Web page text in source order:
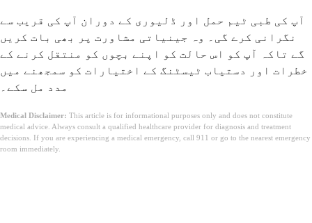
آپ کی طبی ٹیم حمل اور ڈلیوری کے دوران آپ کی قریب سے
نگرانی کرے گی۔ وہ جینیاتی مشاورت پر بھی بات کریں
گے تاکہ آپ کو اس حالت کو اپنے بچوں کو منتقل کرنے کے
خطرات اور دستیاب ٹیسٹنگ کے اختیارات کو سمجھنے میں
مدد مل سکے۔
Medical Disclaimer: This article is for informational purposes only and does not constitute
medical advice. Always consult a qualified healthcare provider for diagnosis and treatment
decisions. If you are experiencing a medical emergency, call 911 or go to the nearest emergency
room immediately.